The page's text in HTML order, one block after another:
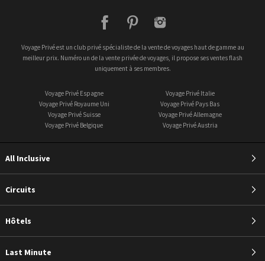
Voyage Privé est un club privé spécialiste de la vente de voyages haut de gamme au
meilleur prix. Numéro un de la vente privée de voyages, il propose ses ventes flash
uniquement à ses membres.
Voyage Privé Espagne
Voyage Privé Italie
Voyage Privé Royaume Uni
Voyage Privé Pays Bas
Voyage Privé Suisse
Voyage Privé Allemagne
Voyage Privé Belgique
Voyage Privé Austria
All Inclusive
Circuits
Hôtels
Last Minute